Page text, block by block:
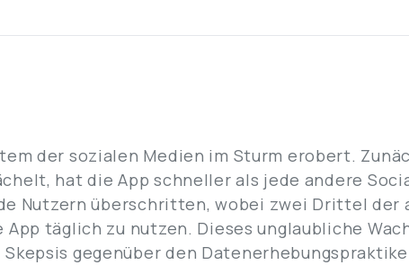
der sozialen Medien im Sturm erobert.
hat die App schneller als jede andere
Nutzern überschritten, wobei zwei Drittel der
App täglich zu nutzen. Dieses unglaubliche
gegenüber den